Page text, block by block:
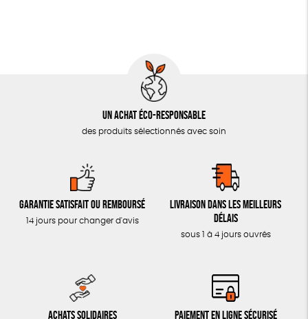
Un achat éco-responsable
des produits sélectionnés avec soin
Garantie satisfait ou remboursé
14 jours pour changer d'avis
Livraison dans les meilleurs
délais
sous 1 à 4 jours ouvrés
Achats solidaires Paiement en ligne sécurisé